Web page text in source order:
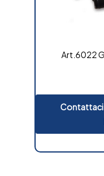
Art.6022
Contattaci